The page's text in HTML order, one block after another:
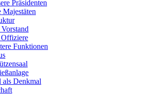
Präsidenten
Majestäten
Funktionen
als Denkmal